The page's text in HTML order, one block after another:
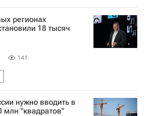
Министерство строительства и жилищно-коммунального хозяйства РФ (Минстрой России)
хозяйства Москвы
Москвы
регионах
18 тысяч
141
нужно вводить в
млн "квадратов"